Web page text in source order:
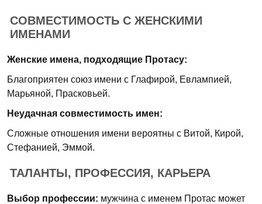
СОВМЕСТИМОСТЬ С ЖЕНСКИМИ
ИМЕНАМИ
Женские имена, подходящие Протасу:
Благоприятен союз имени с Глафирой, Евлампией,
Марьяной, Прасковьей.
Неудачная совместимость имен:
Сложные отношения имени вероятны с Витой, Кирой,
Стефанией, Эммой.
ТАЛАНТЫ, ПРОФЕССИЯ, КАРЬЕРА
Выбор профессии: мужчина с именем Протас может